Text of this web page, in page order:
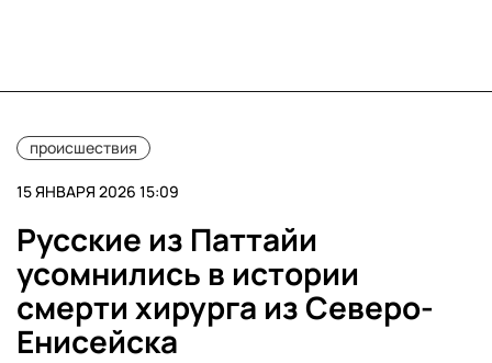
происшествия
15 ЯНВАРЯ 2026 15:09
Русские из Паттайи
усомнились в истории
смерти хирурга из Северо-
Енисейска